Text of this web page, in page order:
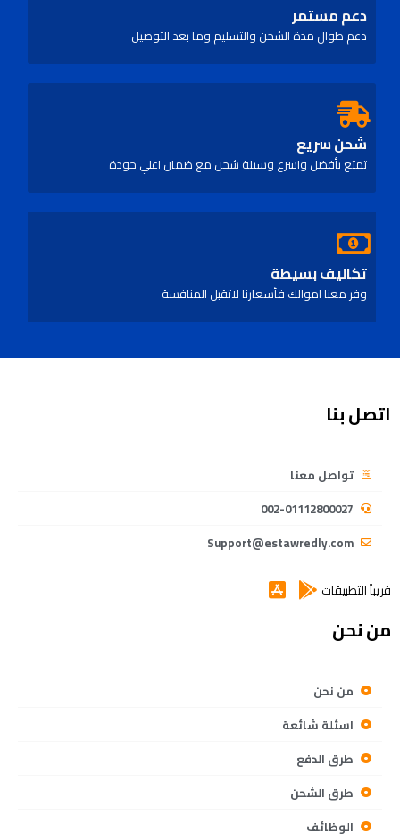
دعم مستمر
دعم طوال مدة الشحن والتسليم وما بعد التوصيل
شحن سريع
تمتع بأفضل واسرع وسيلة شحن مع ضمان اعلي جودة
تكاليف بسيطة
وفر معنا اموالك فأسعارنا لاتقبل المنافسة
اتصل بنا
تواصل معنا
002-01112800027
Support@estawredly.com
قريباً التطبيقات
من نحن
من نحن
اسئلة شائعة
طرق الدفع
طرق الشحن
الوظائف